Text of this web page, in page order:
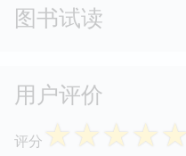
图书试读
用户评价
评分 ☆☆☆☆☆